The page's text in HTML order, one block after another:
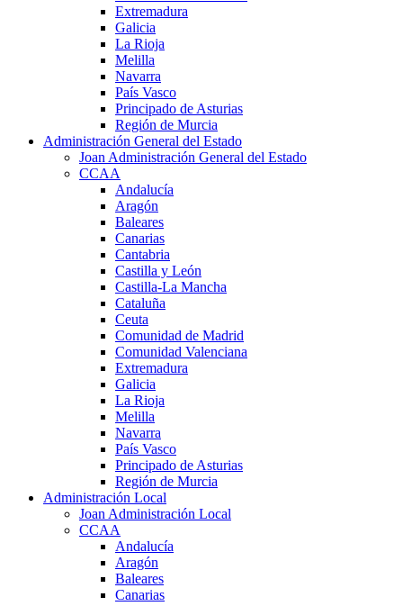
Extremadura
Galicia
La Rioja
Melilla
Navarra
País Vasco
Principado de Asturias
Región de Murcia
Administración General del Estado
Joan Administración General del Estado
CCAA
Andalucía
Aragón
Baleares
Canarias
Cantabria
Castilla y León
Castilla-La Mancha
Cataluña
Ceuta
Comunidad de Madrid
Comunidad Valenciana
Extremadura
Galicia
La Rioja
Melilla
Navarra
País Vasco
Principado de Asturias
Región de Murcia
Administración Local
Joan Administración Local
CCAA
Andalucía
Aragón
Baleares
Canarias